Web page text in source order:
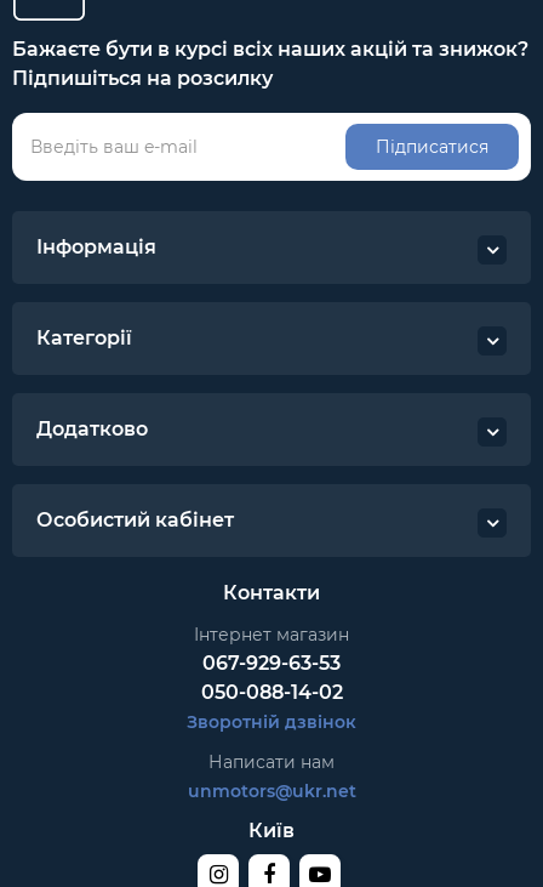
Бажаєте бути в курсі всіх наших акцій та знижок?
Підпишіться на розсилку
Підписатися
Інформація
Категорії
Додатково
Особистий кабінет
Контакти
Інтернет магазин
067-929-63-53
050-088-14-02
Зворотній дзвінок
Написати нам
unmotors@ukr.net
Київ